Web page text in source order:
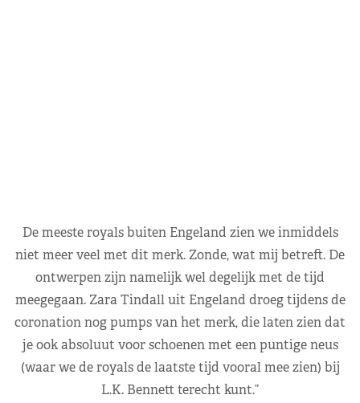
De meeste royals buiten Engeland zien we inmiddels
niet meer veel met dit merk. Zonde, wat mij betreft. De
ontwerpen zijn namelijk wel degelijk met de tijd
meegegaan. Zara Tindall uit Engeland droeg tijdens de
coronation nog pumps van het merk, die laten zien dat
je ook absoluut voor schoenen met een puntige neus
(waar we de royals de laatste tijd vooral mee zien) bij
L.K. Bennett terecht kunt.”